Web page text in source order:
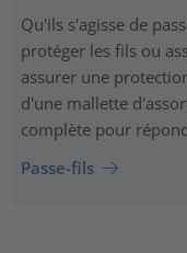
Qu'ils s'agisse de
protéger les fils ou
assurer une
d'une mallette
complète pour
Passe-fils